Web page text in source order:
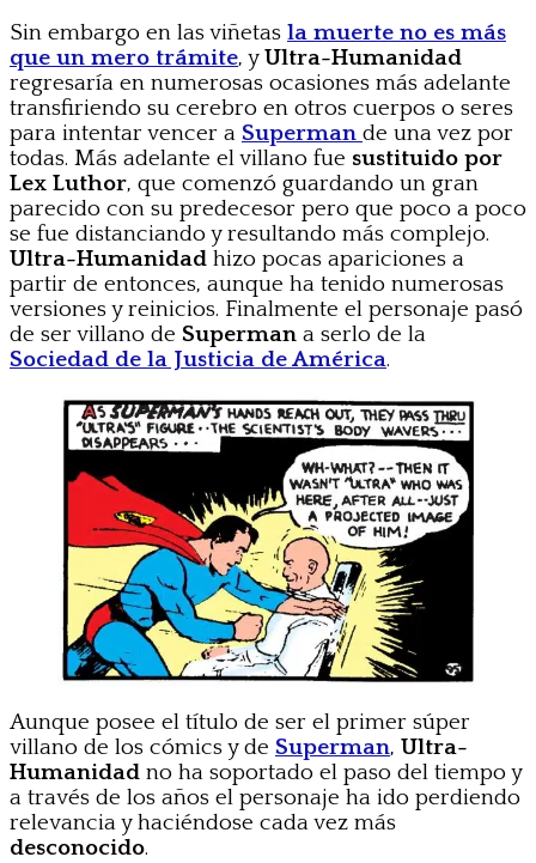
Sin embargo en las viñetas la muerte no es más
que un mero trámite, yUltra-Humanidad
regresaría en numerosas ocasiones más adelante
transfiriendo su cerebro en otros cuerpos o seres
para intentar vencer a Superman de una vez por
todas. Más adelante el villano fue sustituido por
Lex Luthor, que comenzó guardando un gran
parecido con su predecesor pero que poco a poco
se fue distanciando y resultando más complejo.
Ultra-Humanidad hizo pocas apariciones a
partir de entonces, aunque ha tenido numerosas
versiones y reinicios. Finalmente el personaje pasó
de ser villano de Superman a serlo de la
Sociedad de la Justicia de América.
Aunque posee el título de ser el primer súper
villano de los cómics y de Superman, Ultra-
Humanidad no ha soportado el paso del tiempo y
a través de los años el personaje ha ido perdiendo
relevancia y haciéndose cada vez más
desconocido.